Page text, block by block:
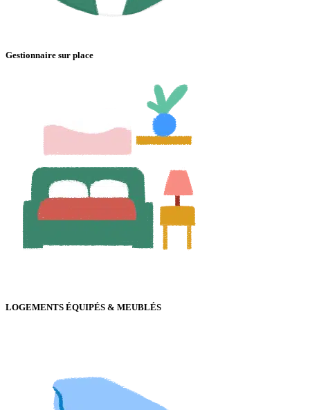
Gestionnaire sur place
LOGEMENTS ÉQUIPÉS & MEUBLÉS